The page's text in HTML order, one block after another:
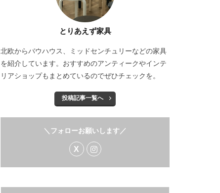
とりあえず家具
北欧からバウハウス、ミッドセンチュリーなどの家具
を紹介しています。おすすめのアンティークやインテ
リアショップもまとめているのでぜひチェックを。
投稿記事一覧へ
＼フォローお願いします／